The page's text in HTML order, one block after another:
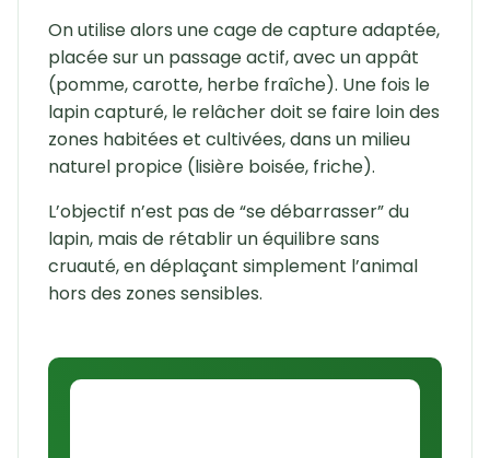
On utilise alors une cage de capture adaptée,
placée sur un passage actif, avec un appât
(pomme, carotte, herbe fraîche). Une fois le
lapin capturé, le relâcher doit se faire loin des
zones habitées et cultivées, dans un milieu
naturel propice (lisière boisée, friche).
L’objectif n’est pas de “se débarrasser” du
lapin, mais de rétablir un équilibre sans
cruauté, en déplaçant simplement l’animal
hors des zones sensibles.